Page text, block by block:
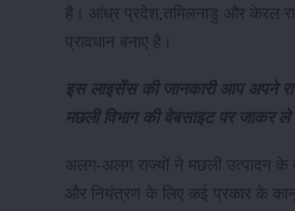
है। आंध्र प्रदेश,तमिलनाडु और केरल
प्रावधान बनाए है।
इस लाइसेंस की जानकारी आप अपने
मछली विभाग की वेबसाइट पर जाकर
अलग-अलग राज्यों ने मछली उत्पादन के
और नियंत्रण के लिए कई प्रकार के